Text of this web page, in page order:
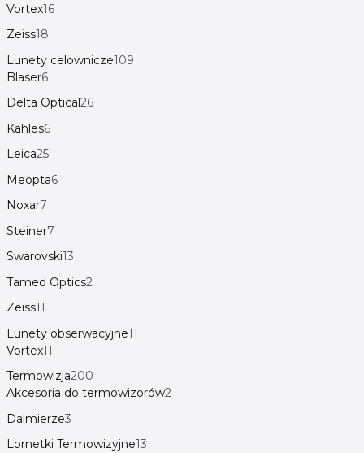
Vortex16
Zeiss18
Lunety celownicze109
Blaser6
Delta Optical26
Kahles6
Leica25
Meopta6
Noxar7
Steiner7
Swarovski13
Tamed Optics2
Zeiss11
Lunety obserwacyjne11
Vortex11
Termowizja200
Akcesoria do termowizorów2
Dalmierze3
Lornetki Termowizyjne13